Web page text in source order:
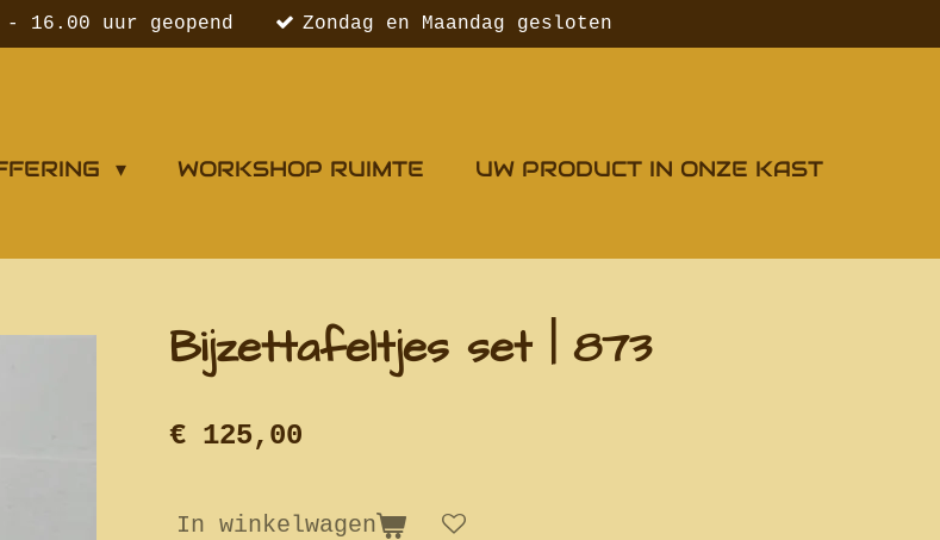
16.00 uur geopend Zondag en Maandag gesloten
WORKSHOP RUIMTE
UW PRODUCT IN ONZE KAST
Bijzettafeltjes set | 873
€ 125,00
In winkelwagen